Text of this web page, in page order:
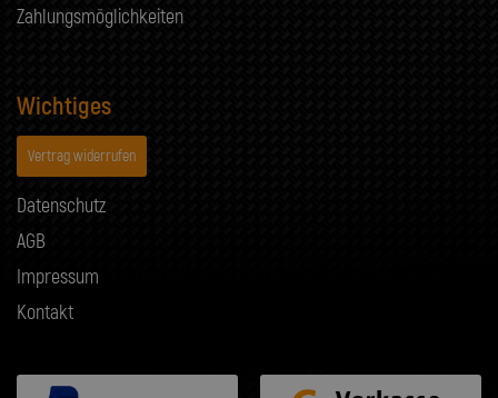
Zahlungsmöglichkeiten
Wichtiges
Vertrag widerrufen
Datenschutz
AGB
Impressum
Kontakt